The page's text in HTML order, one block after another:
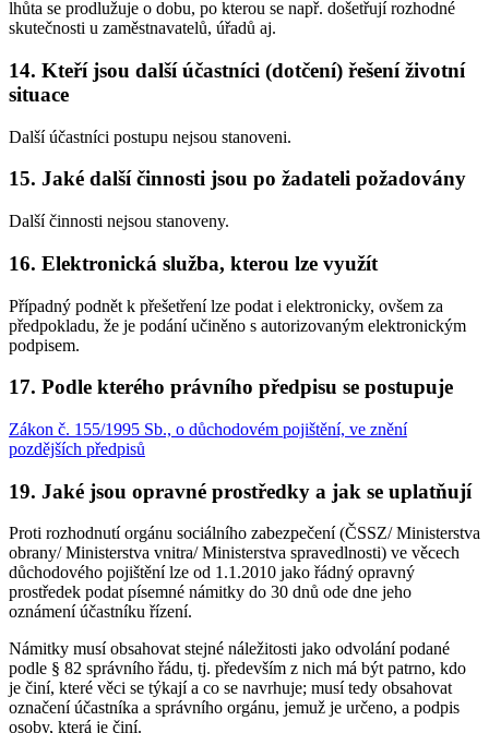
lhůta se prodlužuje o dobu, po kterou se např. došetřují rozhodné
skutečnosti u zaměstnavatelů, úřadů aj.
14. Kteří jsou další účastníci (dotčení) řešení životní
situace
Další účastníci postupu nejsou stanoveni.
15. Jaké další činnosti jsou po žadateli požadovány
Další činnosti nejsou stanoveny.
16. Elektronická služba, kterou lze využít
Případný podnět k přešetření lze podat i elektronicky, ovšem za
předpokladu, že je podání učiněno s autorizovaným elektronickým
podpisem.
17. Podle kterého právního předpisu se postupuje
Zákon č. 155/1995 Sb., o důchodovém pojištění, ve znění
pozdějších předpisů
19. Jaké jsou opravné prostředky a jak se uplatňují
Proti rozhodnutí orgánu sociálního zabezpečení (ČSSZ/ Ministerstva
obrany/ Ministerstva vnitra/ Ministerstva spravedlnosti) ve věcech
důchodového pojištění lze od 1.1.2010 jako řádný opravný
prostředek podat písemné námitky do 30 dnů ode dne jeho
oznámení účastníku řízení.
Námitky musí obsahovat stejné náležitosti jako odvolání podané
podle § 82 správního řádu, tj. především z nich má být patrno, kdo
je činí, které věci se týkají a co se navrhuje; musí tedy obsahovat
označení účastníka a správního orgánu, jemuž je určeno, a podpis
osoby, která je činí.